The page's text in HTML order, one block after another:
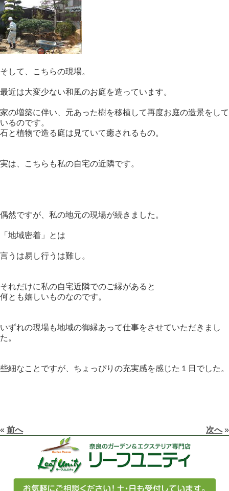
そして、こちらの現場。
最近は大変少ない和風のお庭を造っています。
家の増築に伴い、元あった樹を移植して再度お庭の造景をして
いるのです。
石と植物で造る庭は見ていて癒されるもの。
実は、こちらも私の自宅の近隣です。
偶然ですが、私の地元の現場が続きました。
「地域密着」とは
言うは易し行うは難し。
それだけに私の自宅近隣でのご縁があると
何とも嬉しいものなのです。
いずれの現場も地域の御縁あって仕事をさせていただきまし
た。
些細なことですが、ちょっぴりの充実感を感じた１日でした。
« 前へ 次へ»